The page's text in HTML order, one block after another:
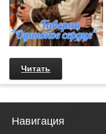
Читать
Навигация